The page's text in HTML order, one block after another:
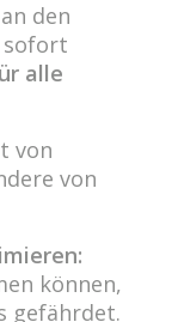
drum!
den
sofort
alle
von
von
können,
gefährdet.